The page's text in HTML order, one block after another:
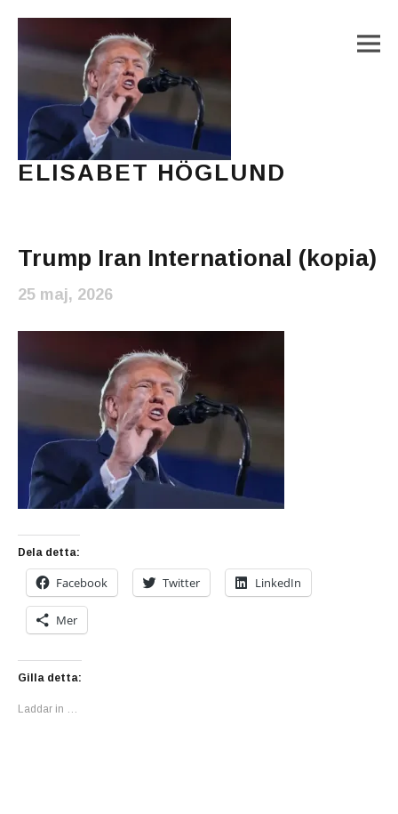
ELISABET HÖGLUND
Trump Iran International (kopia)
25 maj, 2026
Dela detta:
Facebook Twitter LinkedIn
Mer
Gilla detta:
Laddar in …